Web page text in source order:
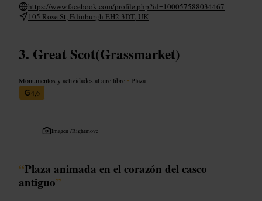
https://www.facebook.com/profile.php?id=100057588034467
105 Rose St, Edinburgh EH2 3DT, UK
Great Scot(Grassmarket)
Monumentos y actividades al aire libre • Plaza
4,6
Imagen /Rightmove
“Plaza animada en el corazón del casco
antiguo”